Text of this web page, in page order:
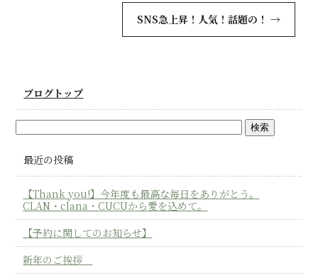
SNS急上昇！人気！話題の！ →
ブログトップ
最近の投稿
【Thank you!】今年度も最高な毎日をありがとう。
CLAN・clana・CUCUから愛を込めて。
【予約に関してのお知らせ】
新年のご挨拶